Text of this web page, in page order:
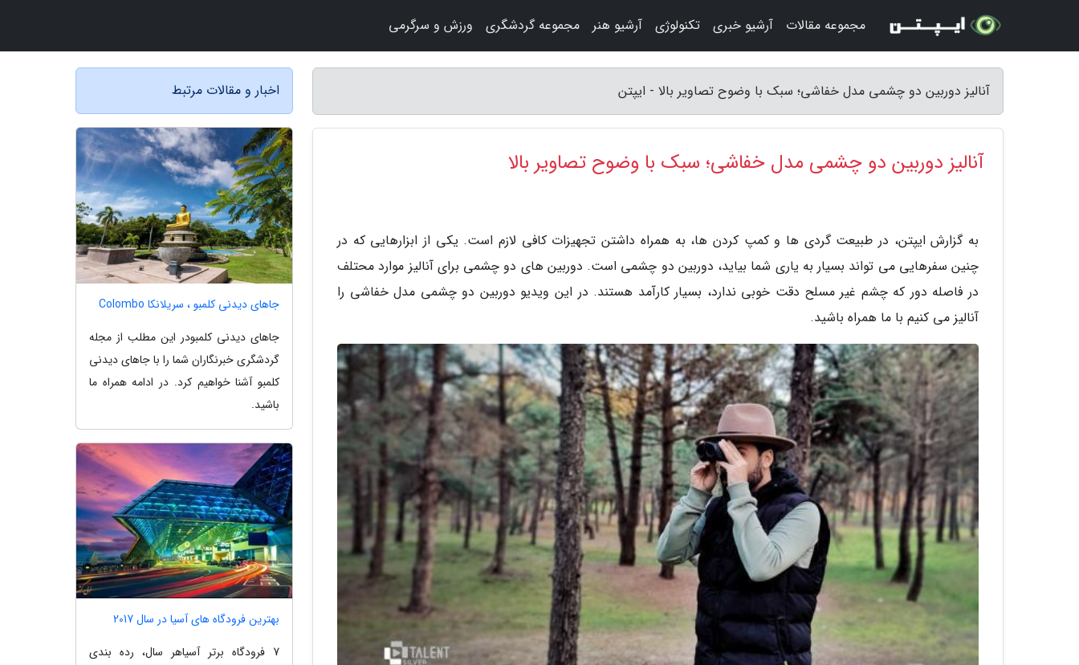
آنالیز دوربین دو چشمی مدل خفاشی؛ سبک با وضوح تصاویر بالا - ایپتن
آنالیز دوربین دو چشمی مدل خفاشی؛ سبک با وضوح تصاویر بالا
به گزارش ایپتن، در طبیعت گردی ها و کمپ کردن ها، به همراه داشتن تجهیزات کافی لازم است. یکی از ابزارهایی که در
چنین سفرهایی می تواند بسیار به یاری شما بیاید، دوربین دو چشمی است. دوربین های دو چشمی برای آنالیز موارد محتلف
در فاصله دور که چشم غیر مسلح دقت خوبی ندارد، بسیار کارآمد هستند. در این ویدیو دوربین دو چشمی مدل خفاشی را
آنالیز می کنیم با ما همراه باشید.
اخبار و مقالات مرتبط
جاهای دیدنی کلمبو ، سریلانکا Colombo
جاهای دیدنی کلمبودر این مطلب از مجله
گردشگری خبرنگاران شما را با جاهای دیدنی
کلمبو آشنا خواهیم کرد. در ادامه همراه ما
باشید.
بهترین فرودگاه های آسیا در سال 2017
7 فرودگاه برتر آسیاهر سال، رده بندی
مجموعه مقالات آرشیو خبری تکنولوژی آرشیو هنر مجموعه گردشگری ورزش و سرگرمی